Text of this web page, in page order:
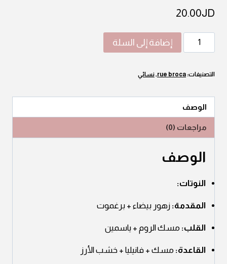
JD
20.00
كمية
Théorème
إضافة إلى السلة
التصنيفات: rue broca
,نسائي
الوصف
مراجعات (0)
الوصف
النوتات:
المقدمة: زهور بيضاء + برغموت
القلب: مسك الروم + ياسمين
القاعدة: مسك + فانيليا + خشب الأرز